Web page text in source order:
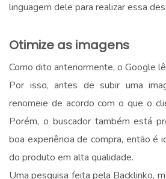
linguagem dele para realizar essa
Otimize as imagens
Como dito anteriormente, o Google
Por isso, antes de subir uma
renomeie de acordo com o que o
Porém, o buscador também está
boa experiência de compra, então é
do produto em alta qualidade.
Uma pesquisa feita pela Backlinko,